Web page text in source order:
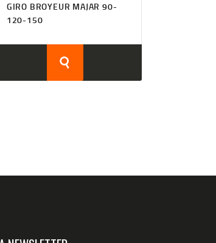
GIRO BROYEUR MAJAR 90-
120-150